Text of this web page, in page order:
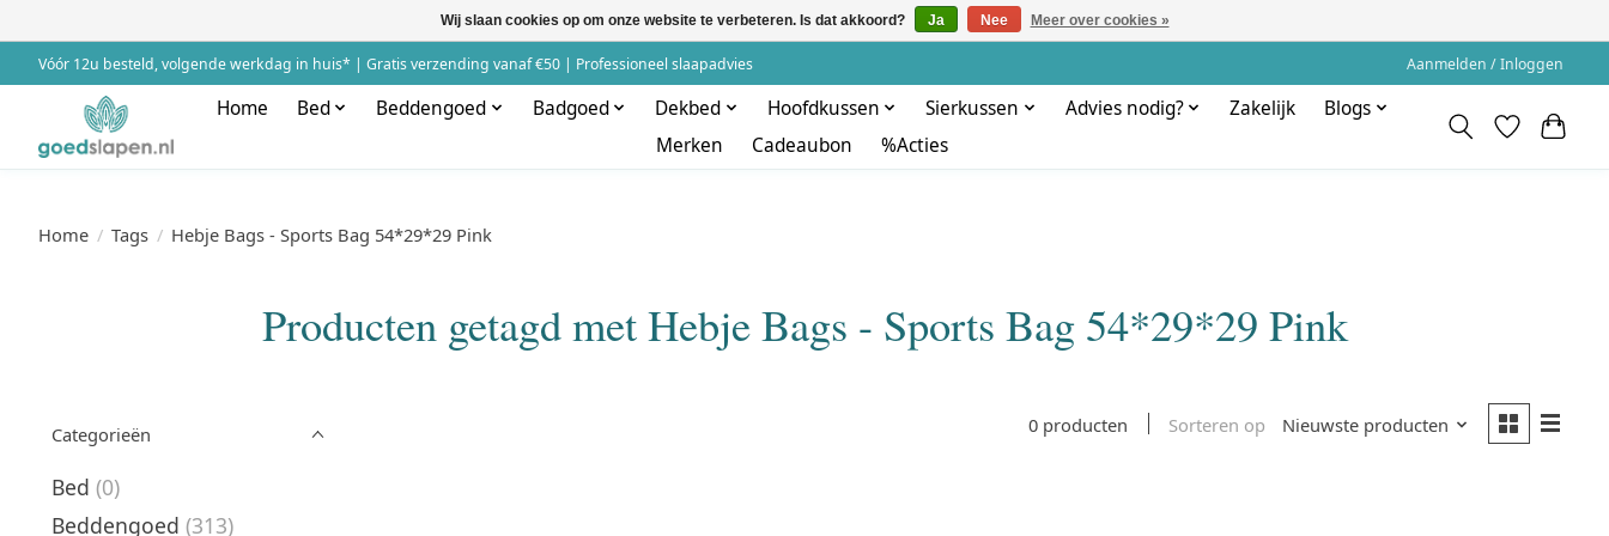
Vóór 12u besteld, volgende werkdag in huis* | Gratis verzending vanaf €50 | Professioneel slaapadvies Aanmelden / Inloggen
Home Bed Beddengoed Badgoed Dekbed Hoofdkussen Sierkussen Advies nodig? Zakelijk
Blogs
Merken
Cadeaubon %Acties
Home / Tags / Hebje Bags - Sports Bag 54*29*29 Pink
Producten getagd met Hebje Bags - Sports Bag 54*29*29 Pink
Categorieën
Bed (0)
Beddengoed (313)
0 producten Sorteren op Nieuwste producten
Wij slaan cookies op om onze website te verbeteren. Is dat akkoord? Ja Nee Meer over cookies »